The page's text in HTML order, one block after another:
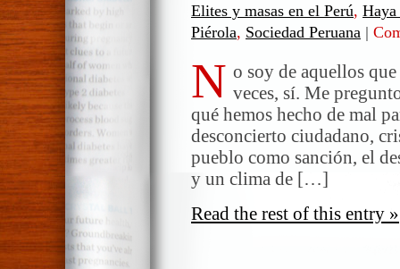
Elites y masas en el Perú,
Piérola, Sociedad Peruana |
N o soy de aquellos
veces, sí. Me
qué hemos hecho de mal
desconcierto ciudadano,
pueblo como sanción, el
y un clima de […]
Read the rest of this entry »